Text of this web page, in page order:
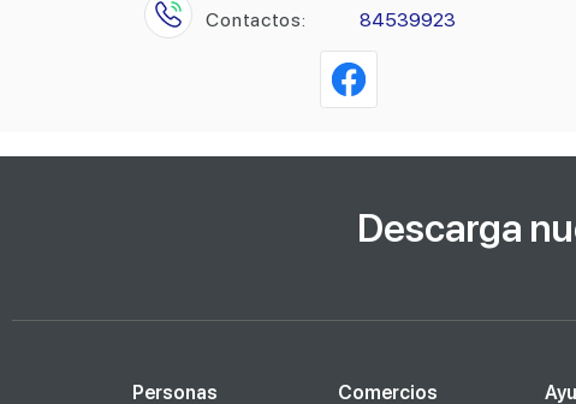
Contactos: 84539923
Descarga
Personas
Comercios